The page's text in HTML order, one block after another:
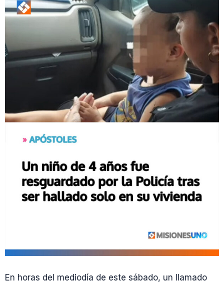
En horas del mediodía de este sábado, un llamado